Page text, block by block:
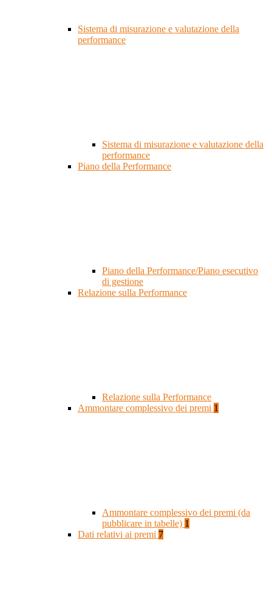
Sistema di misurazione e valutazione della
performance
Sistema di misurazione e valutazione della
performance
Piano della Performance
Piano della Performance/Piano esecutivo
di gestione
Relazione sulla Performance
Relazione sulla Performance
Ammontare complessivo dei premi 1
Ammontare complessivo dei premi (da
pubblicare in tabelle) 1
Dati relativi ai premi 7